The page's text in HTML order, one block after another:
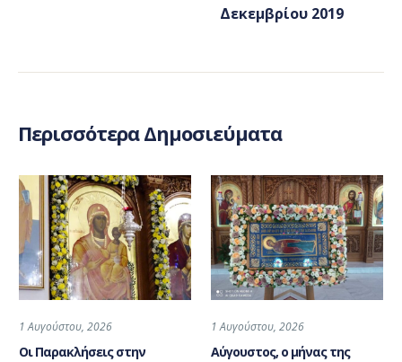
Δεκεμβρίου 2019
Περισσότερα Δημοσιεύματα
1 Αυγούστου, 2026
Οι Παρακλήσεις στην
1 Αυγούστου, 2026
Αύγουστος, ο μήνας της